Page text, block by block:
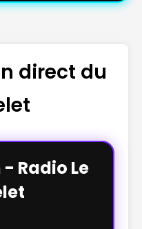
direct du
Radio Le